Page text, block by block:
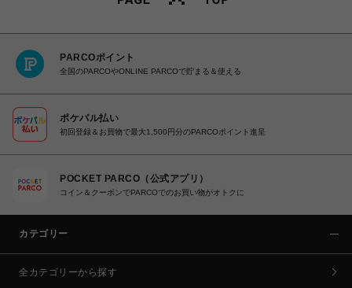
PARCOポイント
全国のPARCOやONLINE PARCOで貯まる＆使える
ポケパル払い
初回登録＆お買物で最大1,500円分のPARCOポイント進呈
POCKET PARCO（公式アプリ）
コイン＆クーポンでPARCOでのお買い物がオトクに
カテゴリー
全カテゴリーから探す